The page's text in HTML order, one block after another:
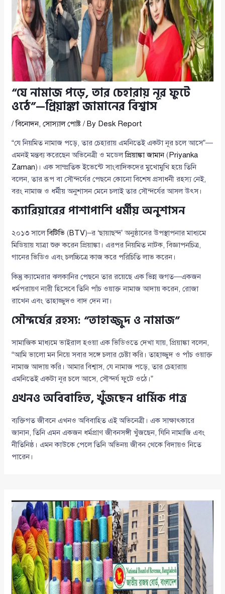
“যে নামাজ পড়ে, তার চেহারায় নূর ফুটে
ওঠে”—প্রিয়াঙ্কা জামানের বিশ্বাস
/বিনোদন,সোস্যাল পোষ্ট / By Desk Report
“যে নিয়মিত নামাজ পড়ে, তার চেহারায় এমনিতেই একটা নূর চলে আসে”—
এমনই মন্তব্য করেছেন অভিনেত্রী ও মডেলপ্রিয়াঙ্কা জামান( Priyanka
Zaman)। এক সাম্প্রতিক ইভেন্টে সাংবাদিকদের মুখোমুখি হয়ে তিনি
বলেন, তার রূপ বা সৌন্দর্যের পেছনে কোনো বিশেষ প্রসাধনী রহস্য নেই,
বরং নামাজ ও ধর্মীয় অনুশাসন মেনে চলাই তার সৌন্দর্যের আসল উৎস।
ক্যারিয়ারের পাশাপাশি ধর্মীয় অনুশাসন
২০১৩ সালেবিটিভি (BTV)–র ‘ছায়াছন্দ’ অনুষ্ঠানের উপস্থাপনার মাধ্যমে
মিডিয়ায় যাত্রা শুরু করেন প্রিয়াঙ্কা। এরপর নিয়মিত নাটক, বিজ্ঞাপনচিত্র,
গানের ভিডিও এবং চলচ্চিত্রে কাজ করে পরিচিতি লাভ করেন।
কিন্তু ক্যামেরার ঝলকানির পেছনে তার রয়েছে এক ভিন্ন জগত—একজন
ধর্মপরায়ণ নারী হিসেবে তিনি পাঁচ ওয়াক্ত নামাজ আদায় করেন, রোজা
রাখেন এবং তাহাজ্জুদও বাদ দেন না।
সৌন্দর্যের রহস্য: “তাহাজ্জুদ ও নামাজ”
সামাজিক মাধ্যমে ভাইরাল হওয়া এক ভিডিওতে দেখা যায়, প্রিয়াঙ্কা বলেন,
“আমি ভালো মন নিয়ে সবার সঙ্গে চলার চেষ্টা করি। তাহাজ্জুদ ও পাঁচ ওয়াক্ত
নামাজ আদায় করি। আমার বিশ্বাস, যে নামাজ পড়ে, তার চেহারায়
এমনিতেই একটা নূর চলে আসে, সৌন্দর্য ফুটে ওঠে।”
এখনও অবিবাহিত, খুঁজছেন ধার্মিক পাত্র
ব্যক্তিগত জীবনে এখনও অবিবাহিত এই অভিনেত্রী। এক সাক্ষাৎকারে
জানান, তিনি এমন একজন ধর্মপ্রাণ জীবনসঙ্গী খুঁজছেন, যিনি নামাজি এবং
নীতিনিষ্ঠ। এমন কাউকে পেলে তিনি অভিনয় জীবন থেকে বিদায়ও নিতে
পারেন।